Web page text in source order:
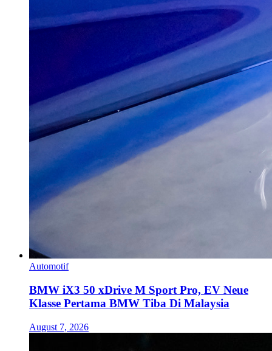
Automotif
BMW iX3 50 xDrive M Sport Pro, EV Neue
Klasse Pertama BMW Tiba Di Malaysia
August 7, 2026